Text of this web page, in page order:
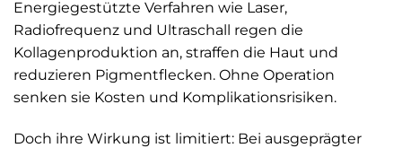
Energiegestützte Verfahren wie Laser,
Radiofrequenz und Ultraschall regen die
Kollagenproduktion an, straffen die Haut und
reduzieren Pigmentflecken. Ohne Operation
senken sie Kosten und Komplikationsrisiken.
Doch ihre Wirkung ist limitiert: Bei ausgeprägter